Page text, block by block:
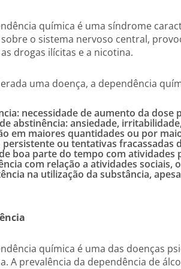
química é uma síndrome
o sistema nervoso central,
drogas ilícitas e a nicotina.
uma doença, a dependência
necessidade de aumento da dose
abstinência: ansiedade,
em maiores quantidades ou por
persistente ou tentativas
boa parte do tempo com
com relação a atividades
na utilização da substância,
química é uma das doenças
A prevalência da dependência de